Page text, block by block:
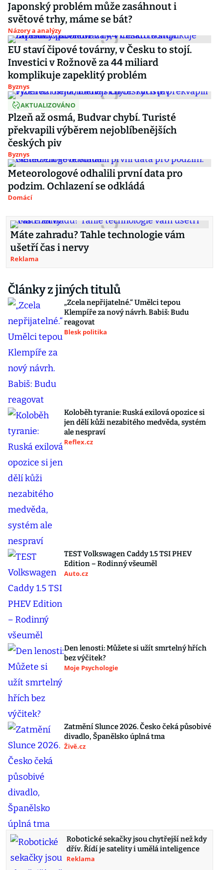
Japonský problém může zasáhnout i
světové trhy, máme se bát?
Názory a analýzy
EU staví čipové továrny, v Česku to stojí.
Investici v Rožnově za 44 miliard
komplikuje zapeklitý problém
Byznys
AKTUALIZOVÁNO
Plzeň až osmá, Budvar chybí. Turisté
překvapili výběrem nejoblíbenějších
českých piv
Byznys
Meteorologové odhalili první data pro
podzim. Ochlazení se odkládá
Domácí
Máte zahradu? Tahle technologie vám
ušetří čas i nervy
Reklama
Články z jiných titulů
„Zcela nepřijatelné.“ Umělci tepou
Klempíře za nový návrh. Babiš: Budu
reagovat
Blesk politika
Koloběh tyranie: Ruská exilová opozice si
jen dělí kůži nezabitého medvěda, systém
ale nespraví
Reflex.cz
TEST Volkswagen Caddy 1.5 TSI PHEV
Edition – Rodinný všeuměl
Auto.cz
Den lenosti: Můžete si užít smrtelný hřích
bez výčitek?
Moje Psychologie
Zatmění Slunce 2026. Česko čeká působivé
divadlo, Španělsko úplná tma
Živě.cz
Robotické sekačky jsou chytřejší než kdy
dřív. Řídí je satelity i umělá inteligence
Reklama